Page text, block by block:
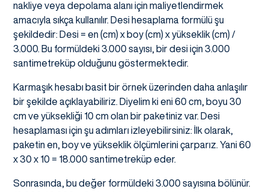
nakliye veya depolama alanı için maliyetlendirmek
amacıyla sıkça kullanılır. Desi hesaplama formülü şu
şekildedir: Desi = en (cm) x boy (cm) x yükseklik (cm) /
3.000. Bu formüldeki 3.000 sayısı, bir desi için 3.000
santimetreküp olduğunu göstermektedir.
Karmaşık hesabı basit bir örnek üzerinden daha anlaşılır
bir şekilde açıklayabiliriz. Diyelim ki eni 60 cm, boyu 30
cm ve yüksekliği 10 cm olan bir paketiniz var. Desi
hesaplaması için şu adımları izleyebilirsiniz: İlk olarak,
paketin en, boy ve yükseklik ölçümlerini çarparız. Yani 60
x 30 x 10 = 18.000 santimetreküp eder.
Sonrasında, bu değer formüldeki 3.000 sayısına bölünür.